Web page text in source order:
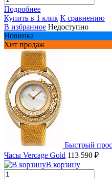
Подробнее
Купить в 1 клик К сравнению
В избранное Недоступно
Новинка
Хит продаж
Быстрый
Часы Vercage Gold 113 590 ₽
В корзину